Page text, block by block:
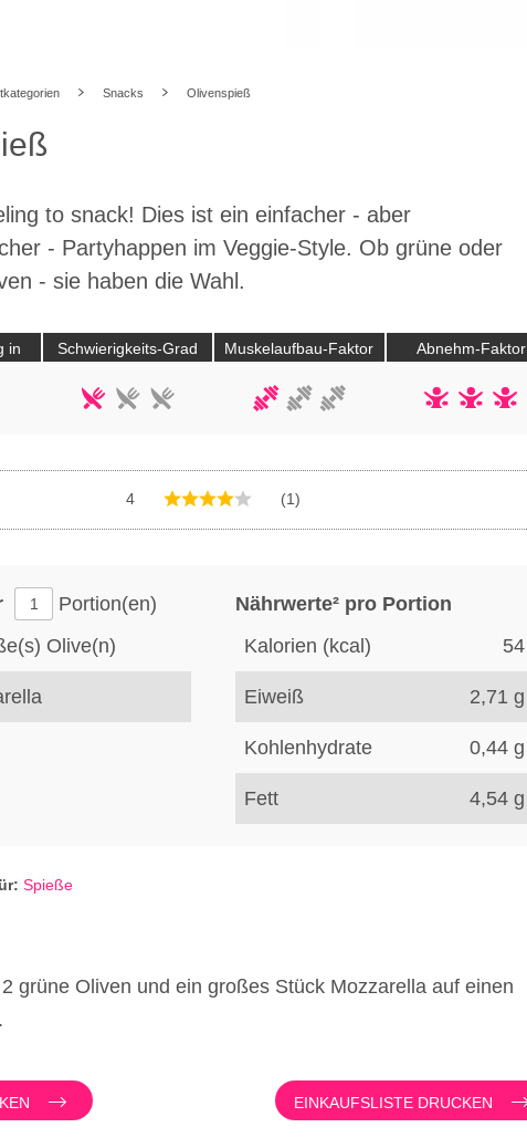
Snacks Olivenspieß
to snack! Dies ist ein einfacher - aber
- Partyhappen im Veggie-Style. Ob grüne oder
- sie haben die Wahl.
in Schwierigkeits-Grad Muskelaufbau-Faktor Abnehm-Faktor
4 (1)
Portion(en)
Olive(n)
Nährwerte² pro Portion
Kalorien (kcal)
54
Eiweiß 2,71 g
Kohlenhydrate 0,44 g
Fett 4,54 g
Spieße
grüne Oliven und ein großes Stück Mozzarella auf einen
EINKAUFSLISTE DRUCKEN